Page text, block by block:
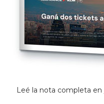
Leé la nota completa en